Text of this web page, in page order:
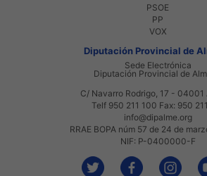
PSOE
PP
VOX
Diputación Provincial de
Sede Electrónica
Diputación Provincial de
C/ Navarro Rodrigo, 17 - 04001
Telf 950 211 100 Fax: 950
info@dipalme.org
RRAE BOPA núm 57 de 24 de
NIF: P-0400000-F